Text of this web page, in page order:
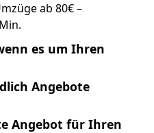
ab 80€ –
es um Ihren
Angebote
Angebot für Ihren